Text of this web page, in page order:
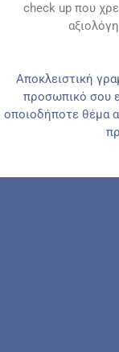
check up που
Αποκλειστική
προσωπικό σου
οποιοδήποτε θέμα